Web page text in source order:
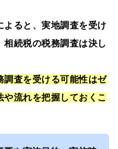
よると、実地調査を受け
続税の税務調査は決し
調査を受ける可能性はゼ
流れを把握しておくこ